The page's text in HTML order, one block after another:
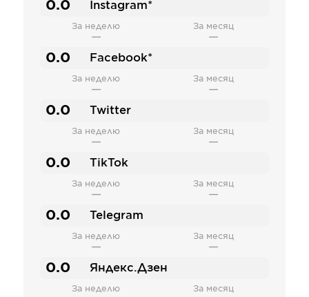
0.0 Instagram*
За неделю
—
За месяц
—
0.0 Facebook*
За неделю
—
За месяц
—
0.0 Twitter
За неделю
—
За месяц
—
0.0 TikTok
За неделю
—
За месяц
—
0.0 Telegram
За неделю
—
За месяц
—
0.0 Яндекс.Дзен
За неделю За месяц